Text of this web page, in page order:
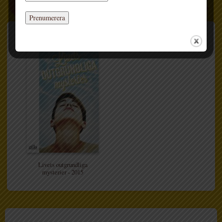
FLER BÖCKER
Livets outgrundliga
mysterier - 2015